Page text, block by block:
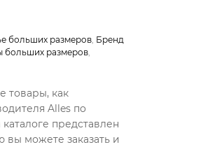
больших размеров, Бренд
больших размеров,
товары, как
Alles по
представлен
можете заказать и